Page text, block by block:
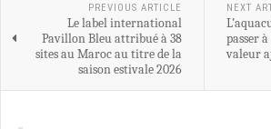
PREVIOUS ARTICLE
Le label international
Pavillon Bleu attribué à 38
sites au Maroc au titre de la
saison estivale 2026
NEXT
passer
valeur